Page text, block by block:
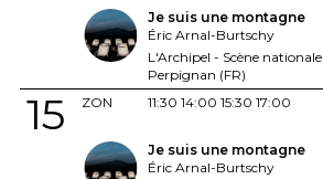
Je suis une montagne
Éric Arnal-Burtschy
L'Archipel - Scène nationale
Perpignan (FR)
ZON
15 11:30 14:00 15:30 17:00
Je suis une montagne
Éric Arnal-Burtschy